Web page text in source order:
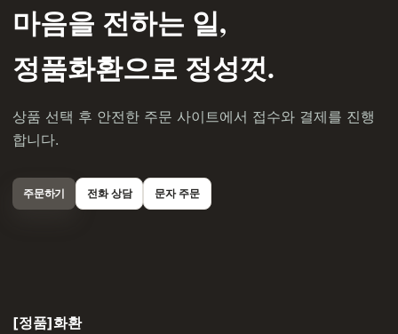
마음을 전하는 일,
정품화환으로 정성껏.
상품 선택 후 안전한 주문 사이트에서 접수와 결제를 진행
합니다.
주문하기 전화 상담 문자 주문
[정품]화환